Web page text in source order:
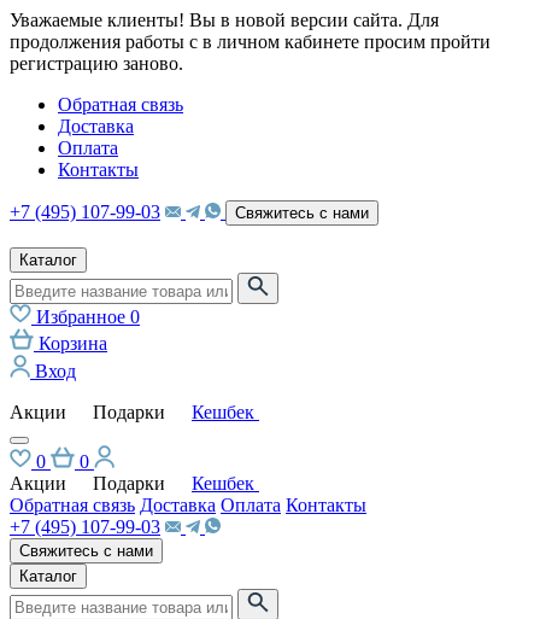
Уважаемые клиенты! Вы в новой версии сайта. Для
продолжения работы с в личном кабинете просим пройти
регистрацию заново.
Обратная связь
Доставка
Оплата
Контакты
+7 (495) 107-99-03 Свяжитесь с нами
Каталог
Избранное 0
Корзина
Вход
Акции
Подарки Кешбек
0
0
Акции
Подарки
Кешбек
Обратная связь Доставка Оплата Контакты
+7 (495) 107-99-03
Свяжитесь с нами
Каталог